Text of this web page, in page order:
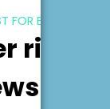
FOR EXCLUSIVE